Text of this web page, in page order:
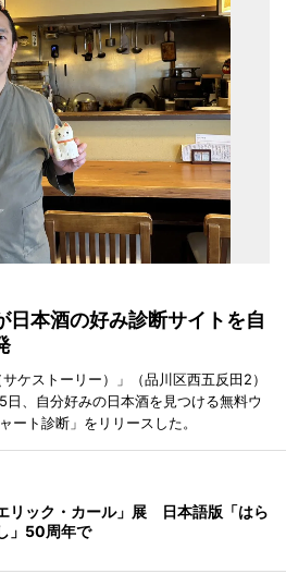
日本酒の好み診断サイトを自
ケストーリー）」（品川区西五反田2）
、自分好みの日本酒を見つける無料ウ
ート診断」をリリースした。
リック・カール」展 日本語版「はら
」50周年で